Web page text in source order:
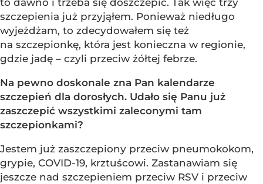
to dawno i trzeba się doszczepić. Tak więc trzy
szczepienia już przyjąłem. Ponieważ niedługo
wyjeżdżam, to zdecydowałem się też
na szczepionkę, która jest konieczna w regionie,
gdzie jadę – czyli przeciw żółtej febrze.
Na pewno doskonale zna Pan kalendarze
szczepień dla dorosłych. Udało się Panu już
zaszczepić wszystkimi zaleconymi tam
szczepionkami?
Jestem już zaszczepiony przeciw pneumokokom,
grypie, COVID-19, krztuścowi. Zastanawiam się
jeszcze nad szczepieniem przeciw RSV i przeciw